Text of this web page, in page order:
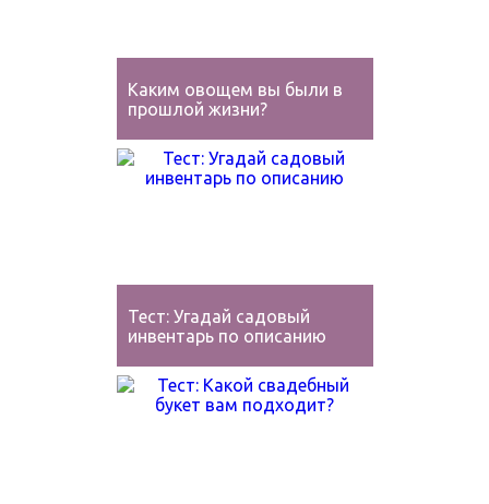
Каким овощем вы были в
прошлой жизни?
Тест: Угадай садовый
инвентарь по описанию